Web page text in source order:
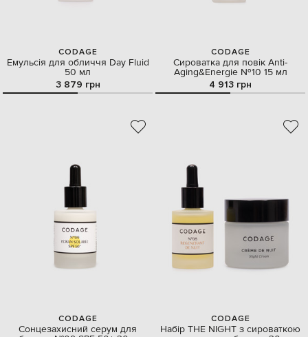
CODAGE
Емульсія для обличчя Day Fluid
50 мл
3 879 грн
CODAGE
Сироватка для повік Anti-
Aging&Energie №10 15 мл
4 913 грн
CODAGE
Сонцезахисний серум для
CODAGE
Набір THE NIGHT з сироваткою